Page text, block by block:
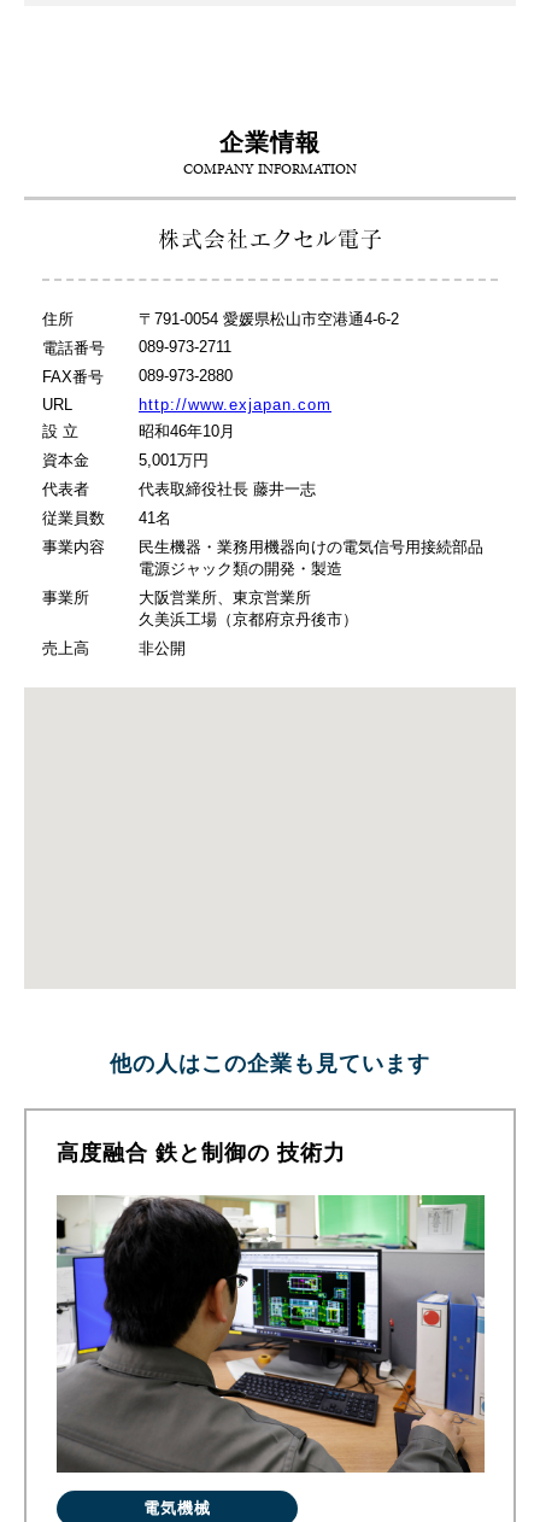
企業情報
COMPANY INFORMATION
株式会社エクセル電子
住所
〒791-0054 愛媛県松山市空港通4-6-2
電話番号
089-973-2711
FAX番号
089-973-2880
URL
http://www.exjapan.com
設 立
昭和46年10月
資本金
5,001万円
代表者
代表取締役社長 藤井一志
従業員数
41名
事業内容
民生機器・業務用機器向けの電気信号用接続部品
電源ジャック類の開発・製造
事業所
大阪営業所、東京営業所
久美浜工場（京都府京丹後市）
売上高
非公開
他の人はこの企業も見ています
高度融合 鉄と制御の 技術力
電気機械